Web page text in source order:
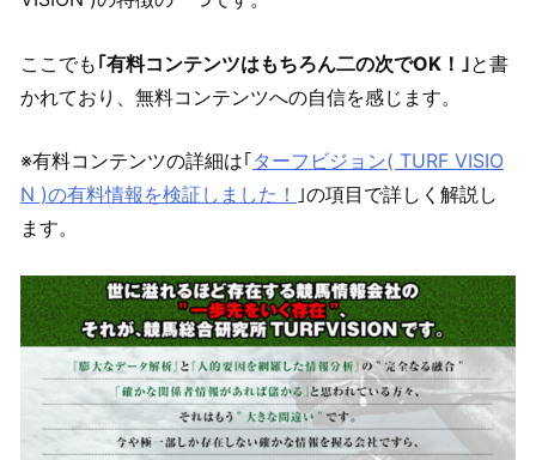
ここでも ｢有料コンテンツはもちろん二の次でOK！｣と書
かれており、無料コンテンツへの自信を感じます。
※有料コンテンツの詳細は｢ターフビジョン( TURF VISIO
N )の有料情報を検証しました！ ｣の項目で詳しく解説し
ます。